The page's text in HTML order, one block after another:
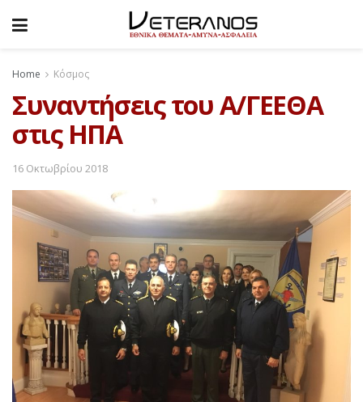
Home Κόσμος
Συναντήσεις του Α/ΓΕΕΘΑ
στις ΗΠΑ
16 Οκτωβρίου 2018